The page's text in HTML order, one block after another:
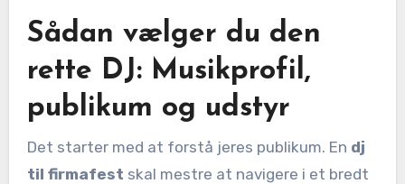
Sådan vælger du den
rette DJ: Musikprofil,
publikum og udstyr
Det starter med at forstå jeres publikum. En dj
til firmafest skal mestre at navigere i et bredt